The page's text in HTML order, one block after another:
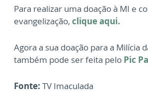
Para realizar uma doação à MI e
evangelização, clique aqui.
Agora a sua doação para a Milícia
também pode ser feita pelo Pic
Fonte: TV Imaculada